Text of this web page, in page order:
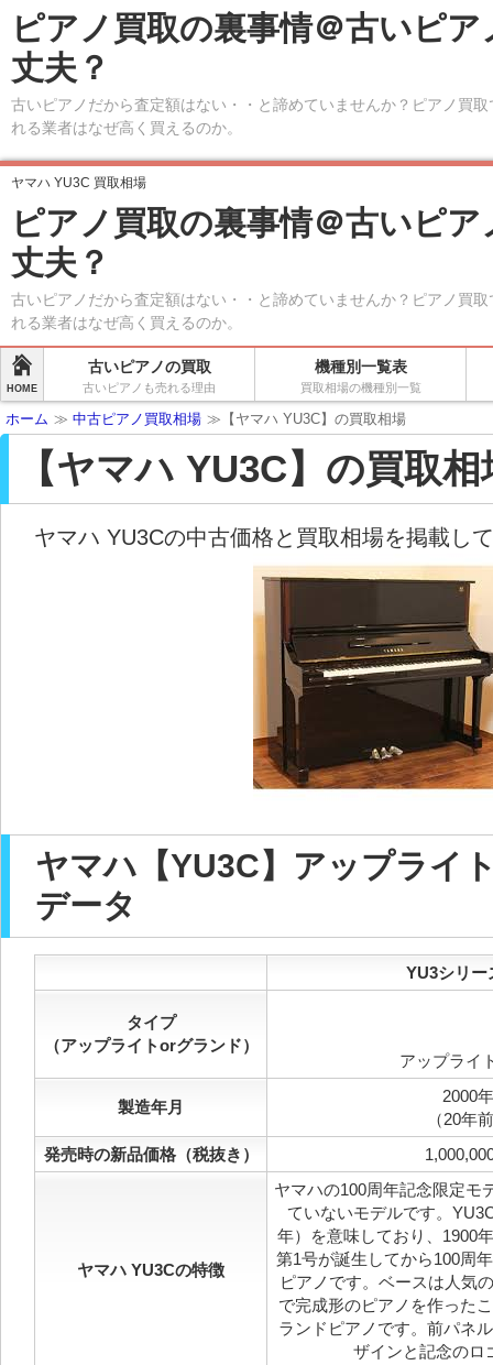
ピアノ買取の裏事情＠古いピア
丈夫？
古いピアノだから査定額はない・・と諦めていませんか？ピアノ買
れる業者はなぜ高く買えるのか。
ヤマハ YU3C 買取相場
ピアノ買取の裏事情＠古いピア
丈夫？
古いピアノだから査定額はない・・と諦めていませんか？ピアノ買
れる業者はなぜ高く買えるのか。
HOME
古いピアノの買取
古いピアノも売れる理由
機種別一覧表
買取相場の機種別一覧
ホーム ≫ 中古ピアノ買取相場 ≫【ヤマハ YU3C】の買取相場
【ヤマハ YU3C】の買取相
ヤマハ YU3Cの中古価格と買取相場を掲載し
ヤマハ【YU3C】アップライ
データ
YU3シリー
タイプ
（アップライトorグランド）
アップライ
製造年月
2000
（20年
発売時の新品価格（税抜き）
ヤマハ YU3Cの特徴
ヤマハの100周年記念限定モ
ていないモデルです。
年）を意味しており、1900
第1号が誕生してから100周
ピアノです。ベースは人気
で完成形のピアノを作った
ランドピアノです。前パネ
ザインと記念のロ